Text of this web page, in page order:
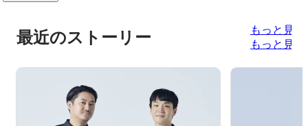
最近のストーリー
もっと見る
もっと見る